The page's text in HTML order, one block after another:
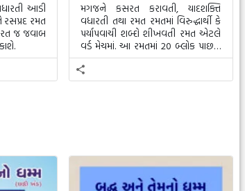
પણદરેકનીમાનીમમતાતોએકસરખીજહોય.
મનેતોલાગેછેકેમારીમાતૃભાષાજોડેહેતનુંએવુંબંધાણ
છેજેમનેરોજઅલગપ્રતીતિકરાવેછે,
એજચાલતીશ્રુષ્ટિમાંનવુંજીવનજીવતાશીખવાડેછે.!
આડી
રસપ્રદ રમત
જ જવાબ
મગજને કસરત કરાવતી, યાદશક્તિ
વધારતી તથા રમત રમતમાં વિરુદ્ધાર્થી કે
પર્યાપવાચી શબ્દો શીખવતી રમત એટલે
વર્ડ મેચમાં. આ રમતમાં 20 બ્લોક પાછળ
20 શબ્દો છુપાયેલા હશે.